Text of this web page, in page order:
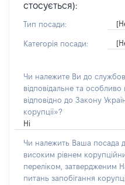
стосується):
Тип посади:
Категорія посади:
Чи належите Ви до
відповідальне та особливо
відповідно до Закону
корупції»?
Ні
Чи належить Ваша посада
високим рівнем
переліком, затвердженим
питань запобігання